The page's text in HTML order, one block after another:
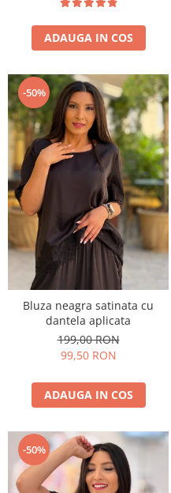
ADAUGA IN COS
-50%
Bluza neagra satinata cu
dantela aplicata
199,00 RON
99,50 RON
ADAUGA IN COS
-50%